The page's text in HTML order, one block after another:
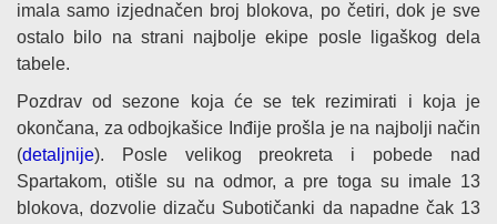
imala samo izjednačen broj blokova, po četiri, dok je sve
ostalo bilo na strani najbolje ekipe posle ligaškog dela
tabele.
Pozdrav od sezone koja će se tek rezimirati i koja je
okončana, za odbojkašice Inđije prošla je na najbolji način
(detaljnije). Posle velikog preokreta i pobede nad
Spartakom, otišle su na odmor, a pre toga su imale 13
blokova, dozvolie dizaču Subotičanki da napadne čak 13